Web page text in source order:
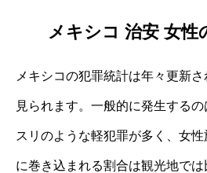
メキシコ 治安 女性
メキシコの犯罪統計は年々更新
見られます。一般的に発生するの
スリのような軽犯罪が多く、女
に巻き込まれる割合は観光地で